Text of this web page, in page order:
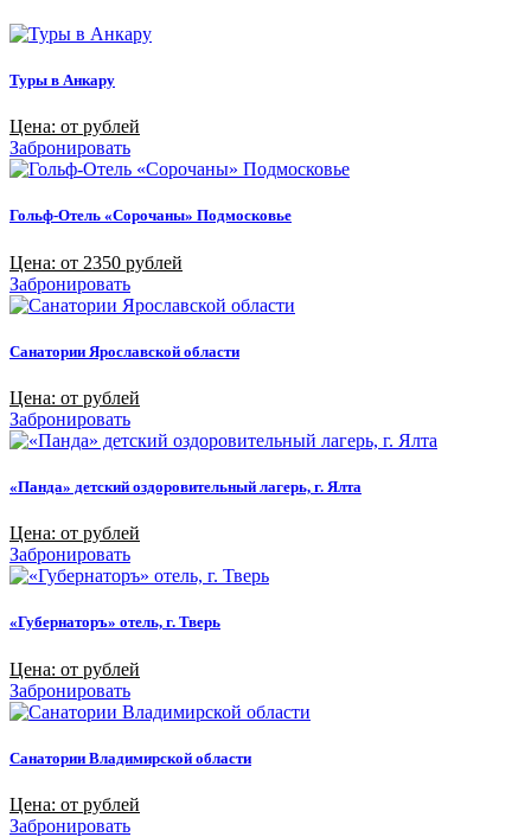
Туры в Анкару
Цена: от рублей
Забронировать
Гольф-Отель «Сорочаны» Подмосковье
Цена: от 2350 рублей
Забронировать
Санатории Ярославской области
Цена: от рублей
Забронировать
«Панда» детский оздоровительный лагерь, г. Ялта
Цена: от рублей
Забронировать
«Губернаторъ» отель, г. Тверь
Цена: от рублей
Забронировать
Санатории Владимирской области
Цена: от рублей
Забронировать